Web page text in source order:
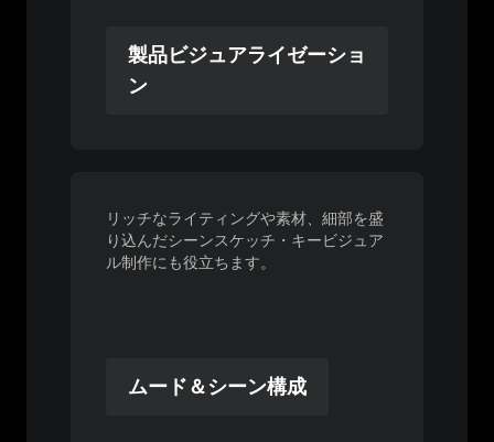
製品ビジュアライゼーショ
ン
リッチなライティングや素材、細部を盛
り込んだシーンスケッチ・キービジュア
ル制作にも役立ちます。
ムード＆シーン構成